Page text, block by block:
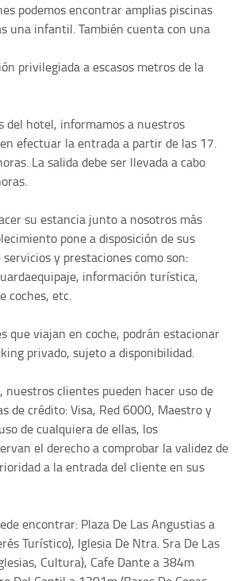
podemos encontrar amplias piscinas
una infantil. También cuenta con una
privilegiada a escasos metros de la
del hotel, informamos a nuestros
efectuar la entrada a partir de las 17.
La salida debe ser llevada a cabo
su estancia junto a nosotros más
pone a disposición de sus
y prestaciones como son:
información turística,
coches, etc.
que viajan en coche, podrán estacionar
privado, sujeto a disponibilidad.
nuestros clientes pueden hacer uso de
de crédito: Visa, Red 6000, Maestro y
de cualquiera de ellas, los
el derecho a comprobar la validez de
a la entrada del cliente en sus
encontrar: Plaza De Las Angustias a
Turístico), Iglesia De Ntra. Sra De Las
Cultura), Cafe Dante a 384m